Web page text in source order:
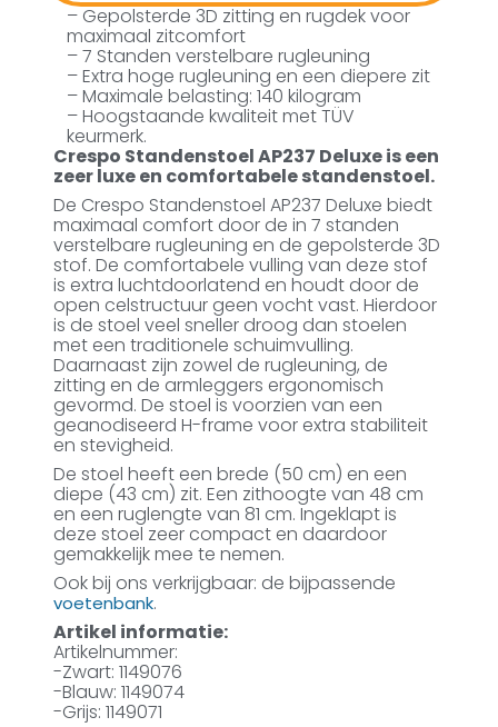
– Gepolsterde 3D zitting en rugdek voor
maximaal zitcomfort
– 7 Standen verstelbare rugleuning
– Extra hoge rugleuning en een diepere zit
– Maximale belasting: 140 kilogram
– Hoogstaande kwaliteit met TÜV
keurmerk.
Crespo Standenstoel AP237 Deluxe is een
zeer luxe en comfortabele standenstoel.
De Crespo Standenstoel AP237 Deluxe biedt
maximaal comfort door de in 7 standen
verstelbare rugleuning en de gepolsterde 3D
stof. De comfortabele vulling van deze stof
is extra luchtdoorlatend en houdt door de
open celstructuur geen vocht vast. Hierdoor
is de stoel veel sneller droog dan stoelen
met een traditionele schuimvulling.
Daarnaast zijn zowel de rugleuning, de
zitting en de armleggers ergonomisch
gevormd. De stoel is voorzien van een
geanodiseerd H-frame voor extra stabiliteit
en stevigheid.
De stoel heeft een brede (50 cm) en een
diepe (43 cm) zit. Een zithoogte van 48 cm
en een ruglengte van 81 cm. Ingeklapt is
deze stoel zeer compact en daardoor
gemakkelijk mee te nemen.
Ook bij ons verkrijgbaar: de bijpassende
voetenbank.
Artikel informatie:
Artikelnummer:
-Zwart: 1149076
-Blauw: 1149074
-Grijs: 1149071